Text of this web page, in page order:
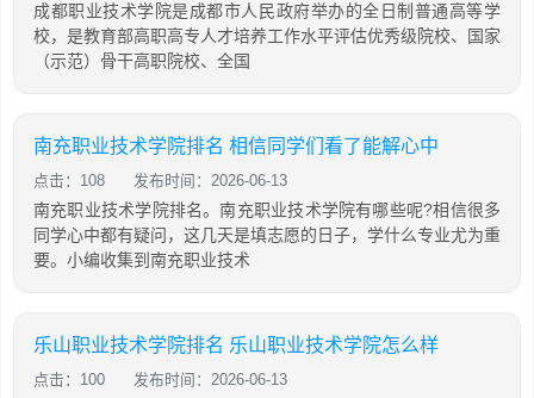
成都职业技术学院是成都市人民政府举办的全日制普通高等学
校，是教育部高职高专人才培养工作水平评估优秀级院校、国家
（示范）骨干高职院校、全国
南充职业技术学院排名 相信同学们看了能解心中
点击：108 发布时间：2026-06-13
南充职业技术学院排名。南充职业技术学院有哪些呢?相信很多
同学心中都有疑问，这几天是填志愿的日子，学什么专业尤为重
要。小编收集到南充职业技术
乐山职业技术学院排名 乐山职业技术学院怎么样
点击：100 发布时间：2026-06-13